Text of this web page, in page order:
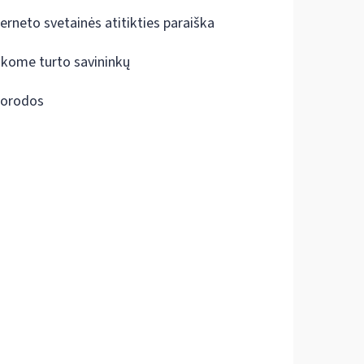
svetainės atitikties paraiška
turto savininkų